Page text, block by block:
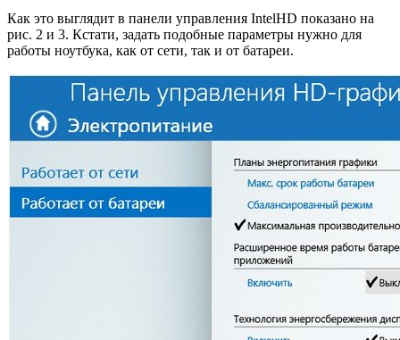
Как это выглядит в панели управления IntelHD показано на
рис. 2 и 3. Кстати, задать подобные параметры нужно для
работы ноутбука, как от сети, так и от батареи.